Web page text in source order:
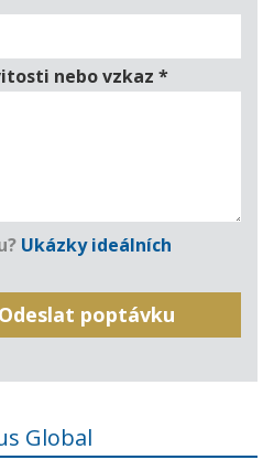
nebo vzkaz *
Ukázky ideálních
Global